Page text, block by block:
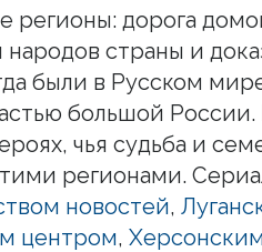
регионы: дорога
народов страны и
были в Русском
большой России.
чья судьба и
регионами.
новостей,
центром,